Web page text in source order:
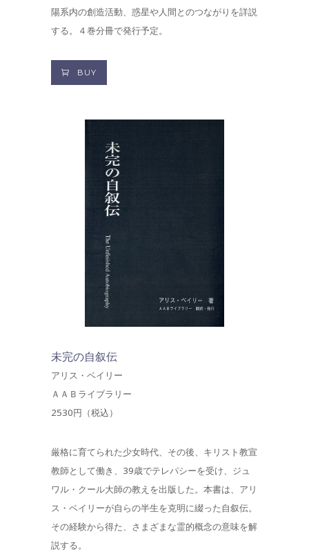
陽系内の創造活動、惑星や人間とのつながりを詳説
する。４巻分冊で発行予定。
BUY
未完の自叙伝
アリス・ベイリー
ＡＡＢライブラリー
2530円（税込）
厳格に育てられた少女時代、その後、キリスト教宣
教師として働き、39歳でテレパシーを受け、ジュ
ワル・クール大師の教えを出版した。本書は、アリ
ス・ベイリーが自らの半生を克明に綴った自叙伝。
その経験から得た、さまざまな霊的概念の意味を解
説する。